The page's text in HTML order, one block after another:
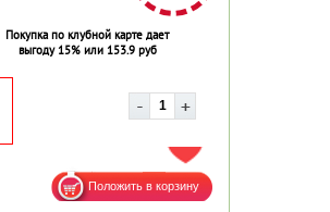
Покупка по клубной карте дает
выгоду 15% или 153.9 руб
ДОБАВИТЬ В ИЗБРАННОЕ